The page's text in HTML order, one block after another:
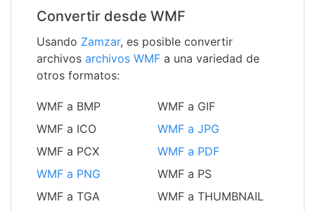
Convertir desde WMF
Usando Zamzar, es posible convertir
archivos archivos WMF a una variedad de
otros formatos:
WMF a BMP
WMF a GIF
WMF a ICO
WMF a JPG
WMF a PCX
WMF a PDF
WMF a PNG
WMF a PS
WMF a TGA
WMF a THUMBNAIL